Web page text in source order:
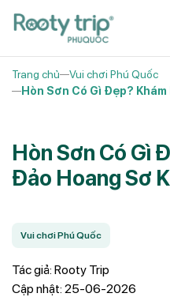
Trang chủ
Vui chơi Phú Quốc
Hòn Sơn Có Gì Đẹp?
Hòn Sơn Có Gì
Đảo Hoang Sơ
Vui chơi Phú Quốc
Tác giả: Rooty Trip
Cập nhật: 25-06-2026